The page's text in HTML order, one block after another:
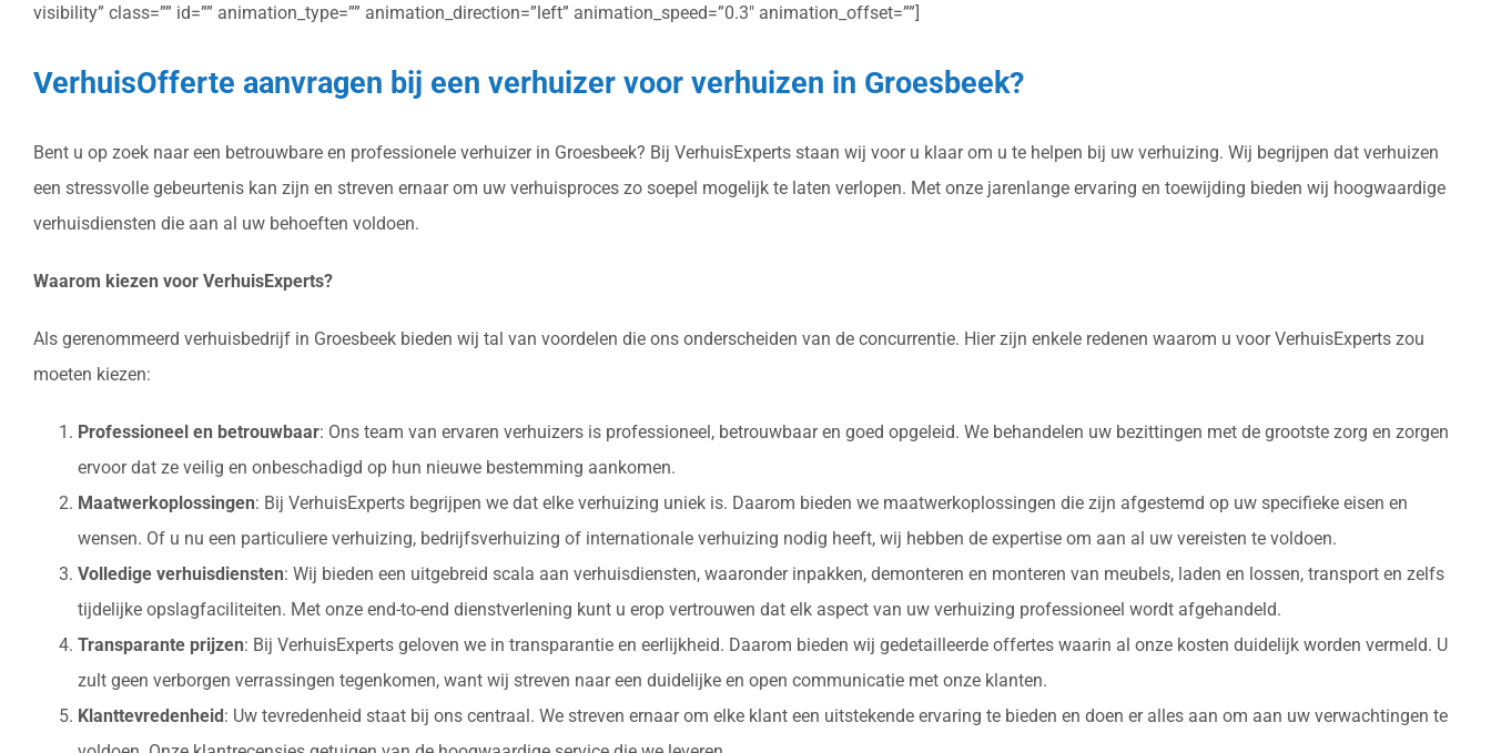
visibility” class=”” id=”” animation_type=”” animation_direction=”left” animation_speed=”0.3″ animation_offset=””]
VerhuisOfferte aanvragen bij een verhuizer voor verhuizen in Groesbeek?
Bent u op zoek naar een betrouwbare en professionele verhuizer in Groesbeek? Bij VerhuisExperts staan wij voor u klaar om u te helpen bij uw verhuizing. Wij begrijpen dat verhuizen
een stressvolle gebeurtenis kan zijn en streven ernaar om uw verhuisproces zo soepel mogelijk te laten verlopen. Met onze jarenlange ervaring en toewijding bieden wij hoogwaardige
verhuisdiensten die aan al uw behoeften voldoen.
Waarom kiezen voor VerhuisExperts?
Als gerenommeerd verhuisbedrijf in Groesbeek bieden wij tal van voordelen die ons onderscheiden van de concurrentie. Hier zijn enkele redenen waarom u voor VerhuisExperts zou
moeten kiezen:
Professioneel en betrouwbaar: Ons team van ervaren verhuizers is professioneel, betrouwbaar en goed opgeleid. We behandelen uw bezittingen met de grootste zorg en zorgen
ervoor dat ze veilig en onbeschadigd op hun nieuwe bestemming aankomen.
Maatwerkoplossingen: Bij VerhuisExperts begrijpen we dat elke verhuizing uniek is. Daarom bieden we maatwerkoplossingen die zijn afgestemd op uw specifieke eisen en
wensen. Of u nu een particuliere verhuizing, bedrijfsverhuizing of internationale verhuizing nodig heeft, wij hebben de expertise om aan al uw vereisten te voldoen.
Volledige verhuisdiensten: Wij bieden een uitgebreid scala aan verhuisdiensten, waaronder inpakken, demonteren en monteren van meubels, laden en lossen, transport en zelfs
tijdelijke opslagfaciliteiten. Met onze end-to-end dienstverlening kunt u erop vertrouwen dat elk aspect van uw verhuizing professioneel wordt afgehandeld.
Transparante prijzen: Bij VerhuisExperts geloven we in transparantie en eerlijkheid. Daarom bieden wij gedetailleerde offertes waarin al onze kosten duidelijk worden vermeld. U
zult geen verborgen verrassingen tegenkomen, want wij streven naar een duidelijke en open communicatie met onze klanten.
Klanttevredenheid: Uw tevredenheid staat bij ons centraal. We streven ernaar om elke klant een uitstekende ervaring te bieden en doen er alles aan om aan uw verwachtingen te